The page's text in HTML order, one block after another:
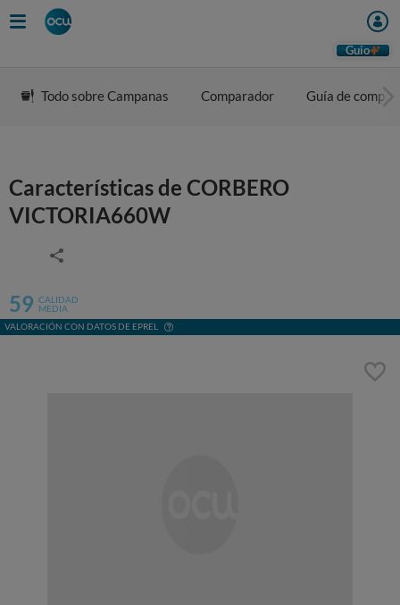
Guio
Todo sobre Campanas Comparador Guía de compra
Características de CORBERO
VICTORIA660W
59 CALIDAD
MEDIA
VALORACIÓN CON DATOS DE EPREL